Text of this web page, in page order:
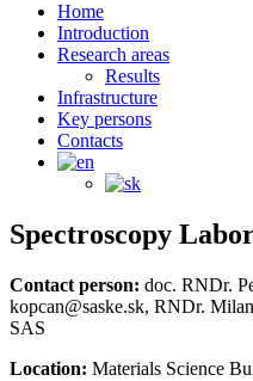
Home
Introduction
Research areas
Results
Infrastructure
Key persons
Contacts
Spectroscopy
Contact person: doc. RNDr.
kopcan@saske.sk, RNDr.
SAS
Location: Materials Science